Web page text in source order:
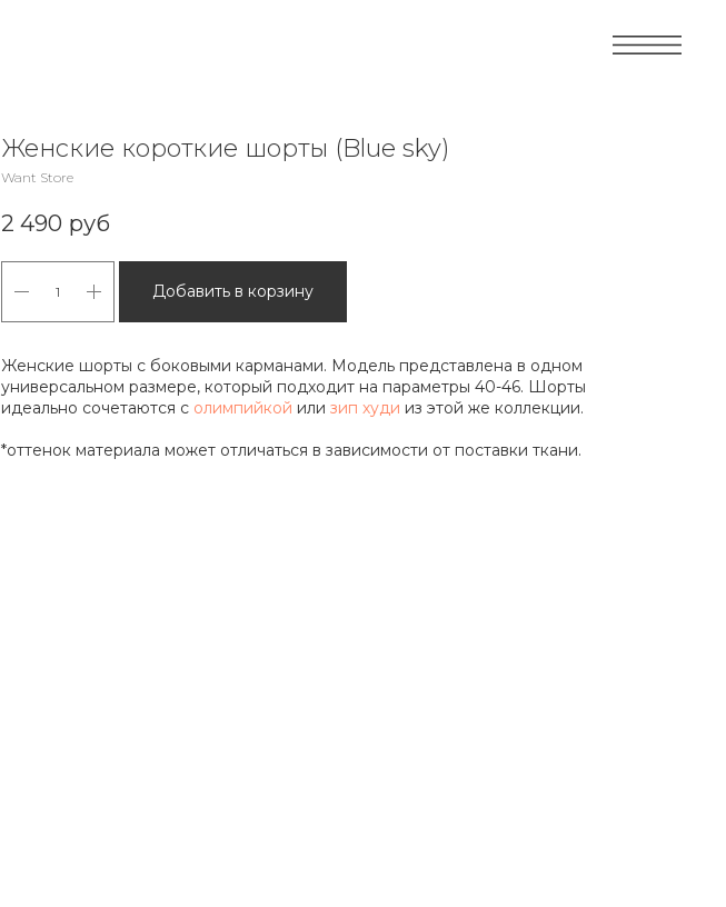
Женские короткие шорты (Blue sky)
Want Store
2 490 руб
Добавить в корзину
Женские шорты с боковыми карманами. Модель представлена в одном
универсальном размере, который подходит на параметры 40-46. Шорты
идеально сочетаются с олимпийкой или зип худи из этой же коллекции.
*оттенок материала может отличаться в зависимости от поставки ткани.